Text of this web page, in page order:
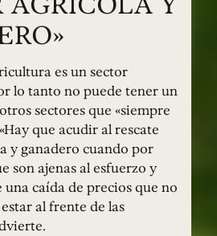
es un sector
lo tanto no puede tener un
sectores que «siempre
que acudir al rescate
y ganadero cuando por
son ajenas al esfuerzo y
caída de precios que no
al frente de las